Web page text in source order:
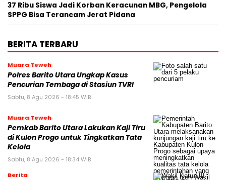
37 Ribu Siswa Jadi Korban Keracunan MBG, Pengelola
SPPG Bisa Terancam Jerat Pidana
BERITA TERBARU
Muara Teweh
Polres Barito Utara Ungkap Kasus
Pencurian Tembaga di Stasiun TVRI
Sabtu, 8 Agu 2026 - 18:45 WIB
Muara Teweh
Pemkab Barito Utara Lakukan Kaji Tiru
di Kulon Progo untuk Tingkatkan Tata
Kelola
Sabtu, 8 Agu 2026 - 18:34 WIB
Berita